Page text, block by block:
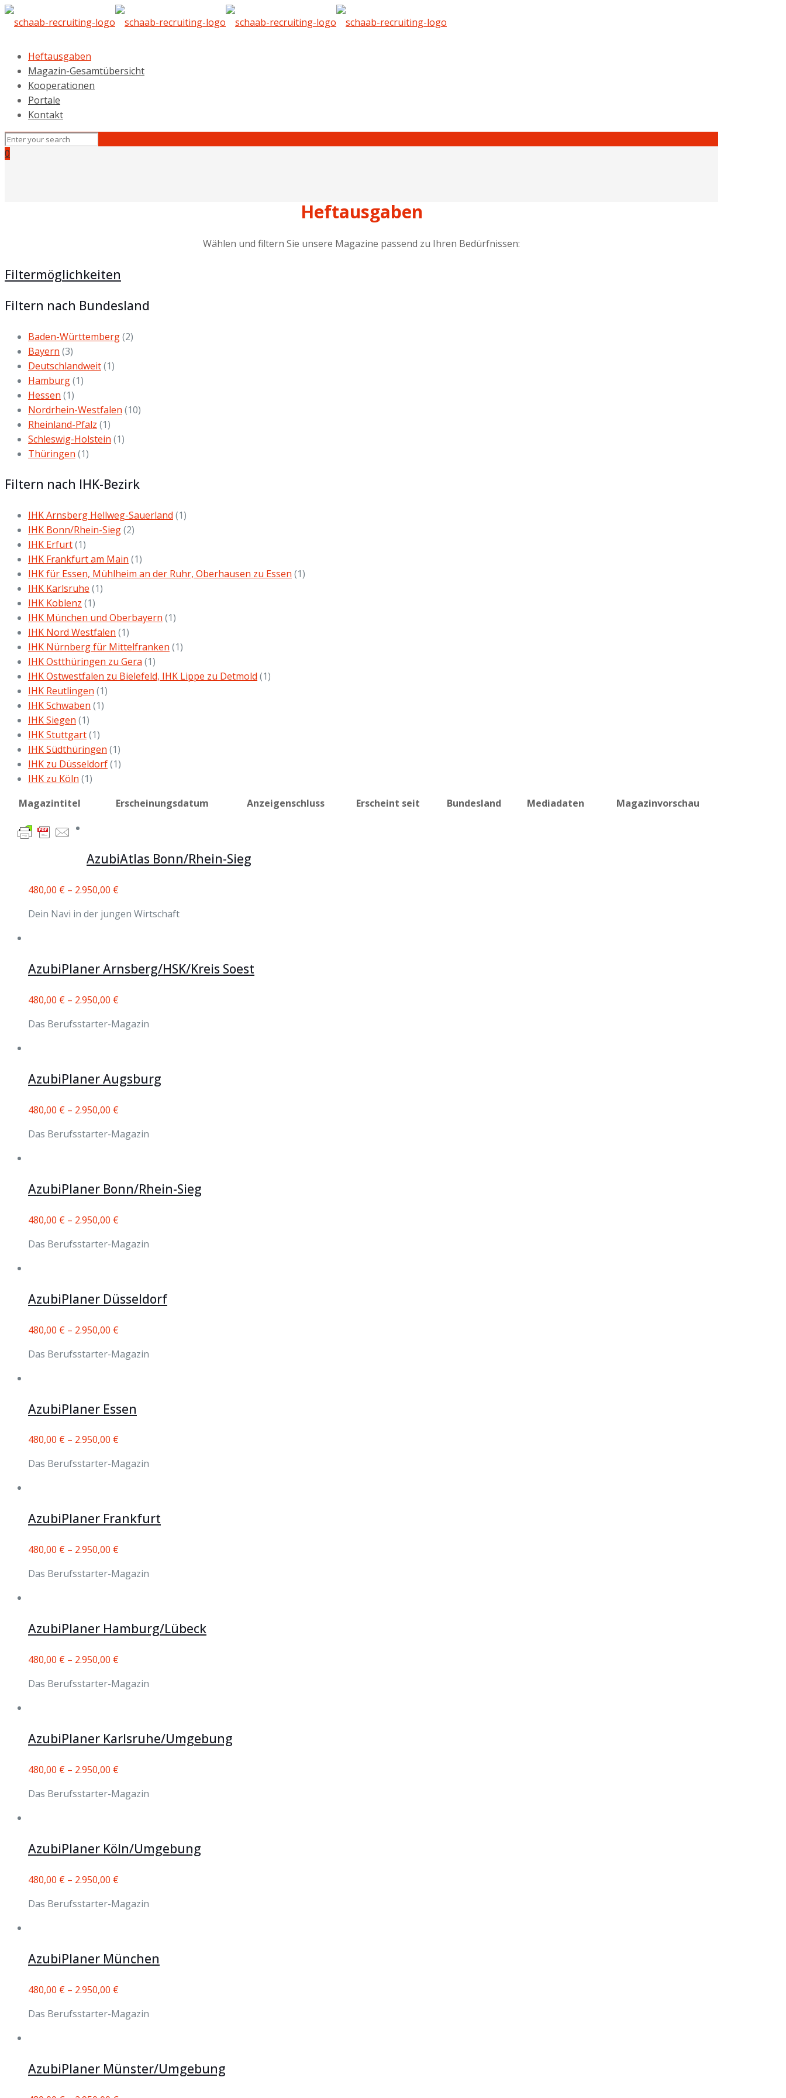
Heftausgaben
Magazin-Gesamtübersicht
Kooperationen
Portale
Kontakt
0
Heftausgaben
Wählen und filtern Sie unsere Magazine passend zu Ihren Bedürfnissen:
Filtermöglichkeiten
Filtern nach Bundesland
Baden-Württemberg(2)
Bayern (3)
Deutschlandweit(1)
Hamburg(1)
Hessen (1)
Nordrhein-Westfalen (10)
Rheinland-Pfalz (1)
Schleswig-Holstein (1)
Thüringen (1)
Filtern nach IHK-Bezirk
IHK Arnsberg Hellweg-Sauerland (1)
IHK Bonn/Rhein-Sieg(2)
IHK Erfurt(1)
IHK Frankfurt am Main (1)
IHK für Essen, Mühlheim an der Ruhr, Oberhausen zu Essen (1)
IHK Karlsruhe (1)
IHK Koblenz (1)
IHK München und Oberbayern (1)
IHK Nord Westfalen (1)
IHK Nürnberg für Mittelfranken (1)
IHK Ostthüringen zu Gera (1)
IHK Ostwestfalen zu Bielefeld, IHK Lippe zu Detmold (1)
IHK Reutlingen (1)
IHK Schwaben (1)
IHK Siegen (1)
IHK Stuttgart(1)
IHK Südthüringen (1)
IHK zu Düsseldorf(1)
IHK zu Köln (1)
Magazintitel
Erscheinungsdatum Anzeigenschluss Erscheint seit Bundesland Mediadaten Magazinvorschau
AzubiAtlas Bonn/Rhein-Sieg
480,00 € – 2.950,00 €
Dein Navi in der jungen Wirtschaft
AzubiPlaner Arnsberg/HSK/Kreis Soest
480,00 € – 2.950,00 €
Das Berufsstarter-Magazin
AzubiPlaner Augsburg
480,00 € – 2.950,00 €
Das Berufsstarter-Magazin
AzubiPlaner Bonn/Rhein-Sieg
480,00 € – 2.950,00 €
Das Berufsstarter-Magazin
AzubiPlaner Düsseldorf
480,00 € – 2.950,00 €
Das Berufsstarter-Magazin
AzubiPlaner Essen
480,00 € – 2.950,00 €
Das Berufsstarter-Magazin
AzubiPlaner Frankfurt
480,00 € – 2.950,00 €
Das Berufsstarter-Magazin
AzubiPlaner Hamburg/Lübeck
480,00 € – 2.950,00 €
Das Berufsstarter-Magazin
AzubiPlaner Karlsruhe/Umgebung
480,00 € – 2.950,00 €
Das Berufsstarter-Magazin
AzubiPlaner Köln/Umgebung
480,00 € – 2.950,00 €
Das Berufsstarter-Magazin
AzubiPlaner München
480,00 € – 2.950,00 €
Das Berufsstarter-Magazin
AzubiPlaner Münster/Umgebung